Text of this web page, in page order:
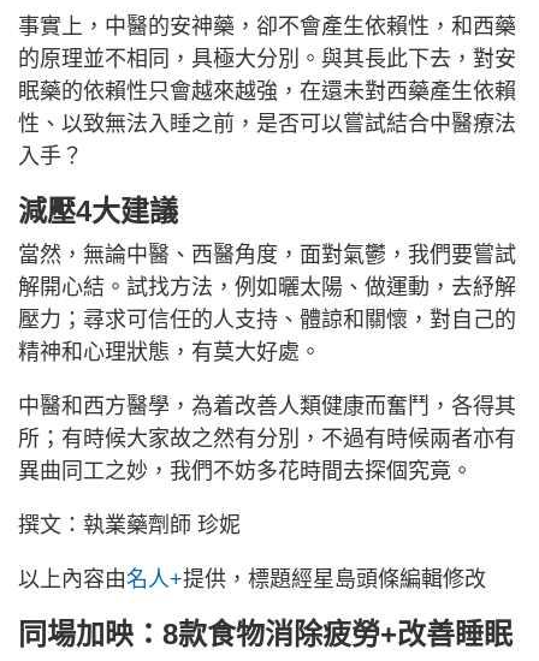
事實上，中醫的安神藥，卻不會產生依賴性，和西藥
的原理並不相同，具極大分別。與其長此下去，對安
眠藥的依賴性只會越來越強，在還未對西藥產生依賴
性、以致無法入睡之前，是否可以嘗試結合中醫療法
入手？
減壓4大建議
當然，無論中醫、西醫角度，面對氣鬱，我們要嘗試
解開心結。試找方法，例如曬太陽、做運動，去紓解
壓力；尋求可信任的人支持、體諒和關懷，對自己的
精神和心理狀態，有莫大好處。
中醫和西方醫學，為着改善人類健康而奮鬥，各得其
所；有時候大家故之然有分別，不過有時候兩者亦有
異曲同工之妙，我們不妨多花時間去探個究竟。
撰文：執業藥劑師 珍妮
以上內容由名人+提供，標題經星島頭條編輯修改
同場加映： 8款食物消除疲勞+改善睡眠